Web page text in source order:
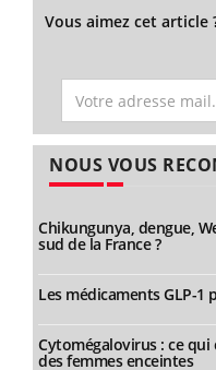
Vous aimez cet article
NOUS VOUS
Chikungunya, dengue,
sud de la France ?
Les médicaments GLP-1
Cytomégalovirus : ce qui
des femmes enceintes